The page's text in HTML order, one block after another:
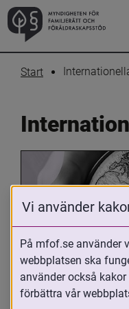
Start
Oavsett om du
adoptivförälder
Vi använder
På mfof.se använder
webbplatsen ska
använder också
förbättra vår